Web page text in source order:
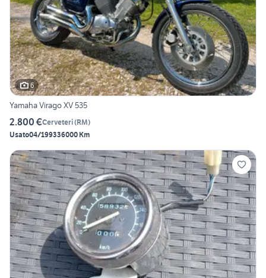
6
Yamaha Virago XV 535
2.800 €Cerveteri(RM)
Usato04/199336000 Km